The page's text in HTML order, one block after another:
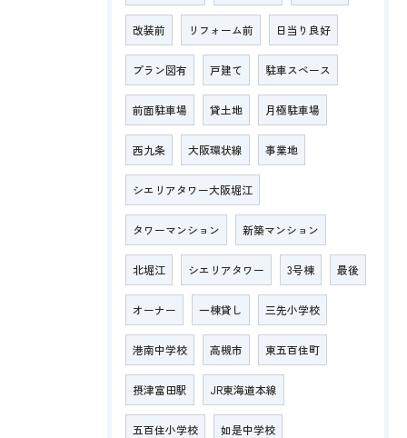
改装前 リフォーム前 日当り良好
プラン図有 戸建て 駐車スペース
前面駐車場 貸土地 月極駐車場
西九条 大阪環状線 事業地
シエリアタワー大阪堀江
タワーマンション 新築マンション
北堀江 シエリアタワー 3号棟 最後
オーナー 一棟貸し 三先小学校
港南中学校 高槻市 東五百住町
摂津富田駅 JR東海道本線
五百住小学校 如是中学校